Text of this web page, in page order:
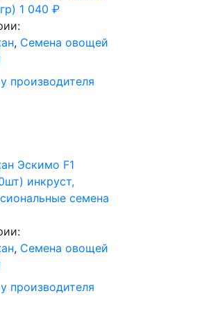
1 040₽
, Семена овощей
производителя
Эскимо F1
инкруст,
семена
, Семена овощей
производителя